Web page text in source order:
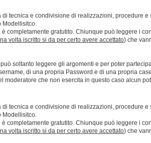
tecnica e condivisione di realizzazioni, procedure
Modellisitco.
completamente gratutito. Chiunque può leggere i
volta iscritto si da per certo avere accettato) che
può soltanto leggere gli argomenti e per poter
di una propria Password e di una propria
moderatore che non esercita in questo caso alcun
tecnica e condivisione di realizzazioni, procedure
Modellisitco.
completamente gratutito. Chiunque può leggere i
volta iscritto si da per certo avere accettato) che